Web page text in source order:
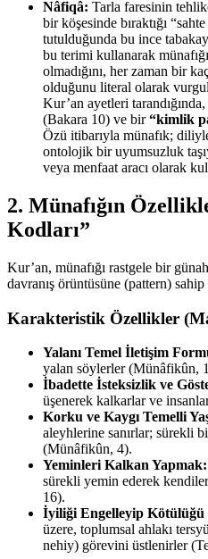
Nâfiqâ: Tarla faresinin
bir köşesinde bıraktığı
tutulduğunda bu ince
bu terimi kullanarak
olmadığını, her zaman bir
olduğunu literal olarak
Kur’an ayetleri
(Bakara 10) ve bir“kimlik
Özü itibarıyla münafık;
ontolojik bir uyumsuzluk
veya menfaat aracı olarak
2. Münafığın
Kodları”
Kur’an, münafığı rastgele bir
davranış örüntüsüne (pattern)
Karakteristik Özellikler
Yalanı Temel İletişim
yalan söylerler (Münâfikûn,
İbadette İsteksizlik ve
üşenerek kalkarlar ve
Korku ve Kaygı Temelli
aleyhlerine sanırlar; sürekli
(Münâfikûn, 4).
Yeminleri Kalkan Yapmak:
sürekli yemin ederek
16).
İyiliği Engelleyip Kötülüğü
üzere, toplumsal ahlakı
nehiy) görevini üstlenirler